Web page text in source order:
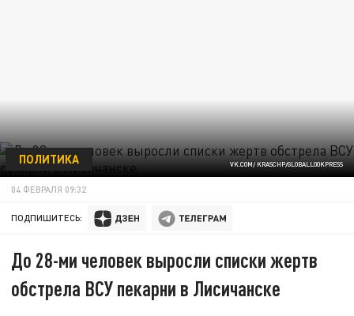
VK.COM/ KRASCHP/GLOBALLOOKPRESS
ПОЛИТИКА
04 ФЕВРАЛЯ 09:32
ПОДПИШИТЕСЬ:
До 28-ми человек выросли списки жертв
обстрела ВСУ пекарни в Лисичанске